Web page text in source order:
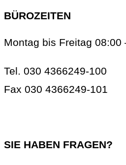
BÜROZEITEN
Montag bis Freitag 08:00
Tel. 030 4366249-100
Fax 030 4366249-101
SIE HABEN FRAGEN?